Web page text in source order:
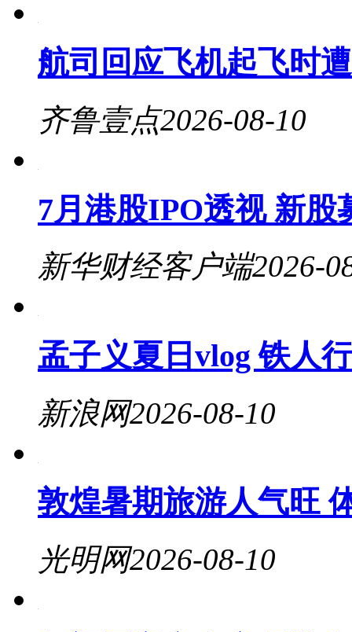
航司回应飞机起飞时
齐鲁壹点2026-08-10
7月港股IPO透视 新股
新华财经客户端2026-
孟子义夏日vlog 铁人
新浪网2026-08-10
敦煌暑期旅游人气旺
光明网2026-08-10